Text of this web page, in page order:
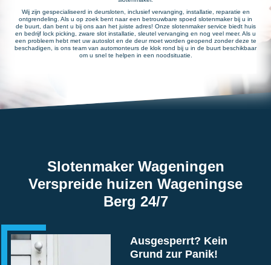
Wij zijn gespecialiseerd in deursloten, inclusief vervanging, installatie, reparatie en
ontgrendeling. Als u op zoek bent naar een betrouwbare spoed slotenmaker bij u in
de buurt, dan bent u bij ons aan het juiste adres! Onze slotenmaker service biedt huis
en bedrijf lock picking, zware slot installatie, sleutel vervanging en nog veel meer. Als u
een probleem hebt met uw autoslot en de deur moet worden geopend zonder deze te
beschadigen, is ons team van automonteurs de klok rond bij u in de buurt beschikbaar
om u snel te helpen in een noodsituatie.
Slotenmaker Wageningen
Verspreide huizen Wageningse
Berg 24/7
Ausgesperrt? Kein
Grund zur Panik!